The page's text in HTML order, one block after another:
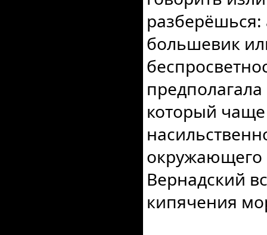
разберёшься:
большевик
который чаще
окружающего
Вернадский
кипячения